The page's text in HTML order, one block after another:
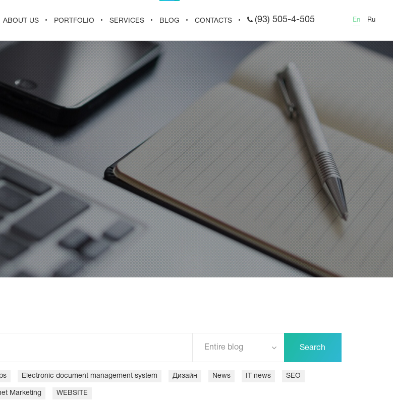
ABOUT US PORTFOLIO SERVICES BLOG CONTACTS (93) 505-4-505 En Ru
Entire blog Search
Electronic document management system Дизайн News IT news SEO
Marketing WEBSITE